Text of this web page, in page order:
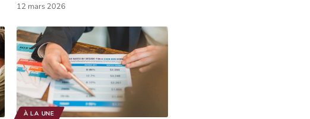
12 mars 2026
À LA UNE